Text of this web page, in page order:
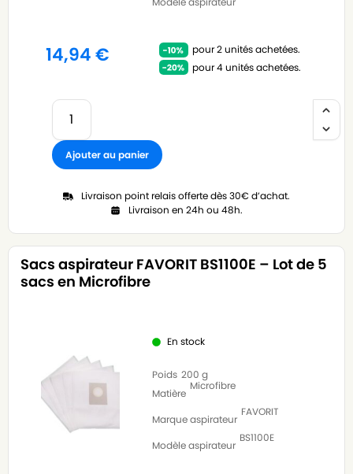
14,94€
pour 2 unités achetées.
pour 4 unités achetées.
Ajouter au panier
Livraison point relais offerte dès 30€ d’achat.
Livraison en 24h ou 48h.
Sacs aspirateur FAVORIT BS1100E – Lot de 5
sacs en Microfibre
En stock
Poids 200 g
Matière
Microfibre
Marque aspirateur
FAVORIT
Modèle aspirateur
BS1100E